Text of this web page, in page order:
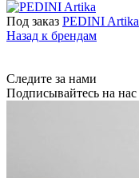
Под заказ PEDINI Artika
Назад к брендам
Следите за нами
Подписывайтесь на нас